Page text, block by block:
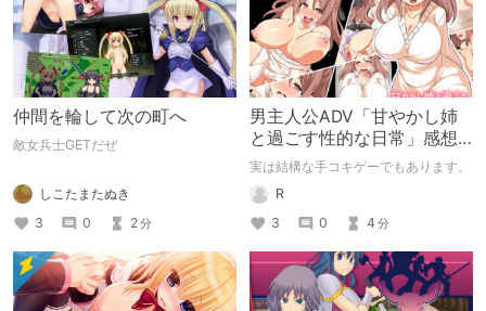
仲間を輪して次の町へ
敵女兵士GETだぜ
しこたまたぬき
3
0 2分
男主人公ADV「甘やかし姉
と過ごす性的な日常」感想
など
実は結構な手コキゲーでもあります。
R
3
0 4 分